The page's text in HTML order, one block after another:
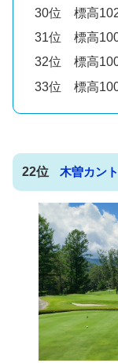
30位 標高
31位 標高
32位 標高
33位 標高
22位 木曽カン